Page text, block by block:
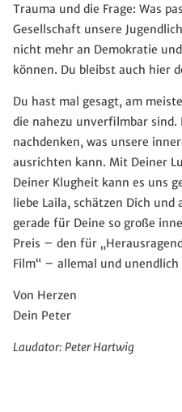
Trauma und die Frage: Was
Gesellschaft unsere
nicht mehr an Demokratie
können. Du bleibst auch hier
Du hast mal gesagt, am
die nahezu unverfilmbar
nachdenken, was unsere
ausrichten kann. Mit Deiner
Deiner Klugheit kann es uns
liebe Laila, schätzen Dich
gerade für Deine so große
Preis – den für
Film“ – allemal und
Von Herzen
Dein Peter
Laudator: Peter Hartwig